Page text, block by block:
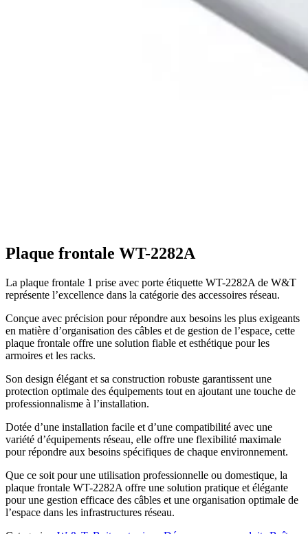
Plaque frontale WT-2282A
La plaque frontale 1 prise avec porte étiquette WT-2282A de W&T
représente l’excellence dans la catégorie des accessoires réseau.
Conçue avec précision pour répondre aux besoins les plus exigeants
en matière d’organisation des câbles et de gestion de l’espace, cette
plaque frontale offre une solution fiable et esthétique pour les
armoires et les racks.
Son design élégant et sa construction robuste garantissent une
protection optimale des équipements tout en ajoutant une touche de
professionnalisme à l’installation.
Dotée d’une installation facile et d’une compatibilité avec une
variété d’équipements réseau, elle offre une flexibilité maximale
pour répondre aux besoins spécifiques de chaque environnement.
Que ce soit pour une utilisation professionnelle ou domestique, la
plaque frontale WT-2282A offre une solution pratique et élégante
pour une gestion efficace des câbles et une organisation optimale de
l’espace dans les infrastructures réseau.